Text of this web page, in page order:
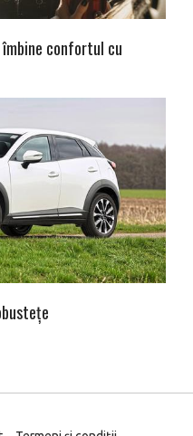
îmbine confortul cu